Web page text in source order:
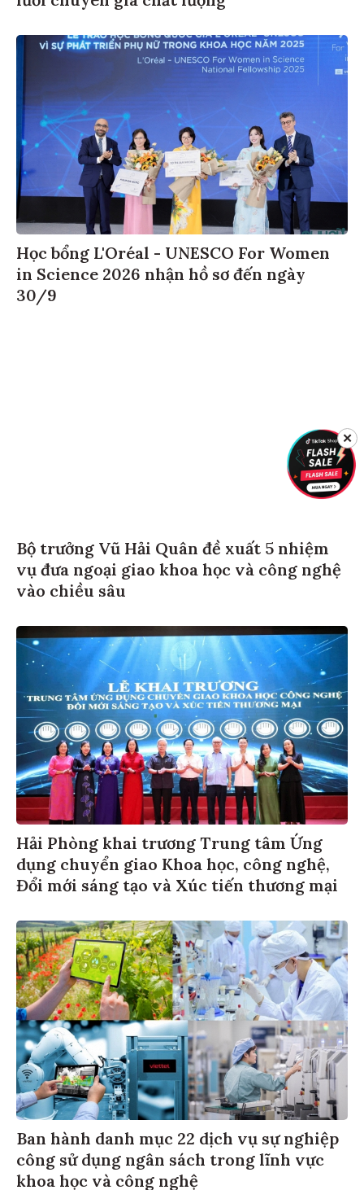
Học bổng L'Oréal - UNESCO For Women
in Science 2026 nhận hồ sơ đến ngày
30/9
Bộ trưởng Vũ Hải Quân đề xuất 5 nhiệm
vụ đưa ngoại giao khoa học và công nghệ
vào chiều sâu
Hải Phòng khai trương Trung tâm Ứng
dụng chuyển giao Khoa học, công nghệ,
Đổi mới sáng tạo và Xúc tiến thương mại
Ban hành danh mục 22 dịch vụ sự nghiệp
công sử dụng ngân sách trong lĩnh vực
khoa học và công nghệ
✕